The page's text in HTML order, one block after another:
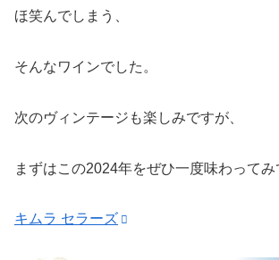
ほ笑んでしまう、
そんなワインでした。
次のヴィンテージも楽しみですが、
まずはこの2024年をぜひ一度味わってみ
キムラ セラーズ